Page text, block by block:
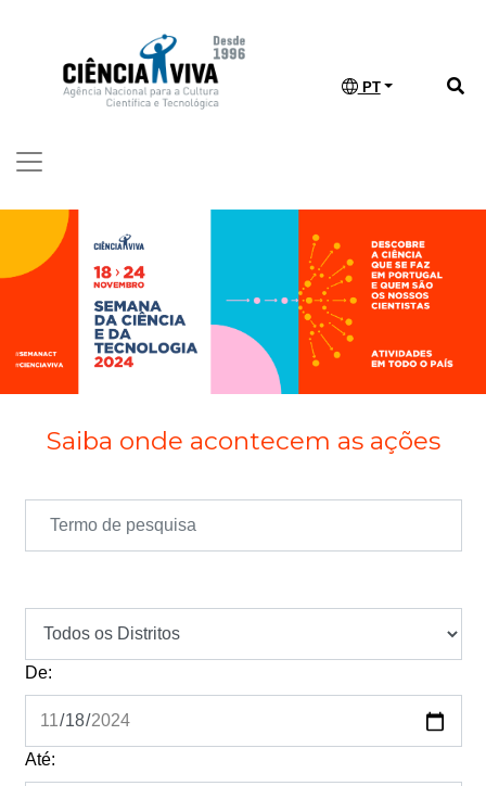
PT
Saiba onde acontecem as ações
De:
Até: